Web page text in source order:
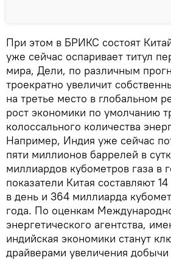
При этом в БРИКС состоят
уже сейчас оспаривает титул
мира, Дели, по различным
троекратно увеличит
на третье место в глобальном
рост экономики по умолчанию
колоссального количества
Например, Индия уже сейчас
пяти миллионов баррелей в
миллиардов кубометров газа в
показатели Китая составляют
в день и 364 миллиарда
года. По оценкам
энергетического агентства,
индийская экономики станут
драйверами увеличения добычи